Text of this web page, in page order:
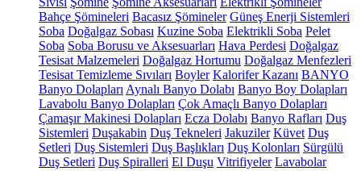
Bahçe Şömineleri Bacasız Şömineler Güneş Enerji Sistemleri
Soba Doğalgaz Sobası Kuzine Soba Elektrikli Soba Pelet
Soba Soba Borusu ve Aksesuarları Hava Perdesi Doğalgaz
Tesisat Malzemeleri Doğalgaz Hortumu Doğalgaz Menfezleri
Tesisat Temizleme Sıvıları Boyler Kalorifer Kazanı BANYO
Banyo Dolapları Aynalı Banyo Dolabı Banyo Boy Dolapları
Lavabolu Banyo Dolapları Çok Amaçlı Banyo Dolapları
Çamaşır Makinesi Dolapları Ecza Dolabı Banyo Rafları Duş
Sistemleri Duşakabin Duş Tekneleri Jakuziler Küvet Duş
Setleri Duş Sistemleri Duş Başlıkları Duş Kolonları Sürgülü
Duş Setleri Duş Spiralleri El Duşu Vitrifiyeler Lavabolar